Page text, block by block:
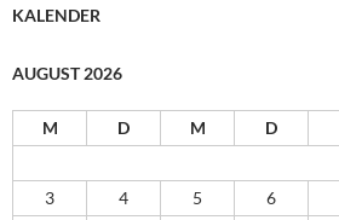
KALENDER
AUGUST 2026
M D M D
3
4 5 6